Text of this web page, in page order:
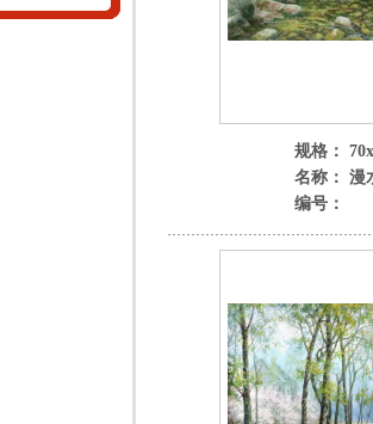
规格：
名称： 漫
编号：